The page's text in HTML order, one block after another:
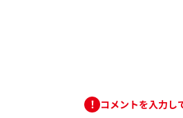
コメントを入力し